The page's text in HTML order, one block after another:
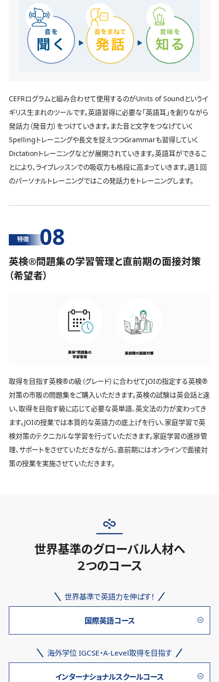
CEFRログラムと組み合わせて使用するのがUnits of Soundというイ
ギリス生まれのツールです。英語習得に必要な「英語耳」を創りながら
発話力（発音力）をつけていきます。また音と文字をつなげていく
Spellingトレーニングや長文を捉えつつGrammarも習得していく
Dictationトレーニングなどが展開されていきます。英語耳ができるこ
とにより、ライブレッスンでの吸収力も格段に高まっていきます。週１回
のパーソナルトレーニングではこの発話力をトレーニングします。
特徴 08
英検®️問題集の学習管理と直前期の面接対策
（希望者）
取得を目指す英検®️の級（グレード）に合わせてJOIの指定する英検®️
対策の市販の問題集をご購入いただきます。英検の試験は英会話と違
い、取得を目指す級に応じて必要な英単語、英文法の力が変わってき
ます。JOIの授業では本質的な英語力の底上げを行い、家庭学習で英
検対策のテクニカルな学習を行っていただきます。家庭学習の進捗管
理、サポートをさせていただきながら、直前期にはオンラインで面接対
策の授業を実施させていただきます。
世界基準のグローバル人材へ
２つのコース
世界基準で英語力を伸ばす！
国際英語コース
海外学位 IGCSE・A-Level取得を目指す
インターナショナルスクールコース